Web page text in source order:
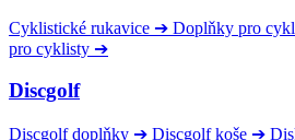
Cyklistické rukavice ➔ Doplňky pro
pro cyklisty ➔
Discgolf
Discgolf doplňky ➔ Discgolf koše ➔